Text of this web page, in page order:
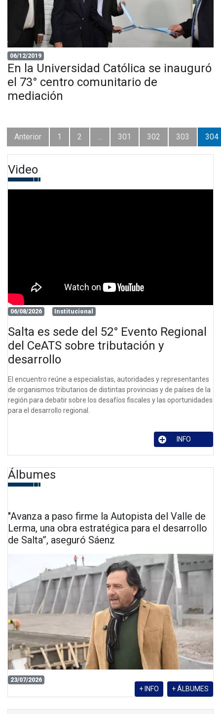
06/12/2019
En la Universidad Católica se inauguró
el 73° centro comunitario de
mediación
Anterior 1 2 ... 301 302 303 304
Video
06/08/2026 Institucional
Salta es sede del 52° Evento Regional
del CeATS sobre tributación y
desarrollo
El encuentro reúne a especialistas, autoridades y representantes
de organismos tributarios de distintas provincias y de países de la
región para debatir sobre los desafíos fiscales y las oportunidades
para el desarrollo regional.
INFO
Álbumes
"Avanza a paso firme la Autopista del Valle de
Lerma, una obra estratégica para el desarrollo
de Salta”, aseguró Sáenz
23/07/2026
+ ÁLBUMES
+ INFO